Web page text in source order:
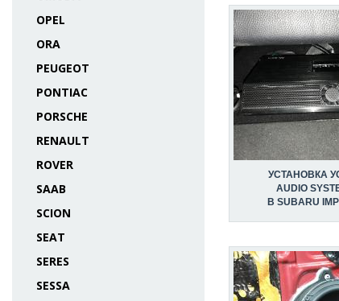
OPEL
ORA
PEUGEOT
PONTIAC
PORSCHE
RENAULT
ROVER
SAAB
SCION
SEAT
SERES
SESSA
УСТАНОВКА
AUDIO
В SUBARU